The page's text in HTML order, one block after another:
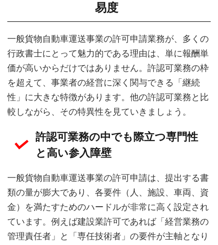
易度
一般貨物自動車運送事業の許可申請業務が、多くの
行政書士にとって魅力的である理由は、単に報酬単
価が高いからだけではありません。許認可業務の枠
を超えて、事業者の経営に深く関与できる「継続
性」に大きな特徴があります。他の許認可業務と比
較しながら、その特異性を見ていきましょう。
許認可業務の中でも際立つ専門性
と高い参入障壁
一般貨物自動車運送事業の許可申請は、提出する書
類の量が膨大であり、各要件（人、施設、車両、資
金）を満たすためのハードルが非常に高く設定され
ています。例えば建設業許可であれば「経営業務の
管理責任者」と「専任技術者」の要件が主軸となり